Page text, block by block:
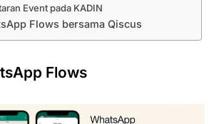
Event pada KADIN
Flows bersama Qiscus
Flows